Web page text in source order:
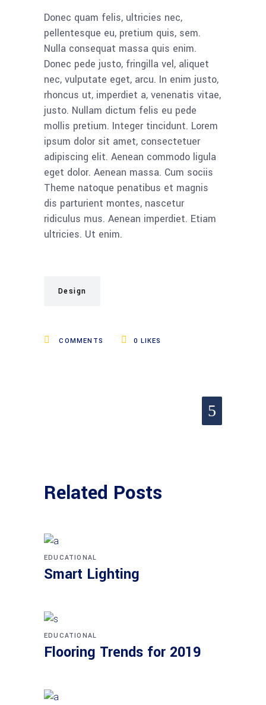
Donec quam felis, ultricies nec,
pellentesque eu, pretium quis, sem.
Nulla consequat massa quis enim.
Donec pede justo, fringilla vel, aliquet
nec, vulputate eget, arcu. In enim justo,
rhoncus ut, imperdiet a, venenatis vitae,
justo. Nullam dictum felis eu pede
mollis pretium. Integer tincidunt. Lorem
ipsum dolor sit amet, consectetuer
adipiscing elit. Aenean commodo ligula
eget dolor. Aenean massa. Cum sociis
Theme natoque penatibus et magnis
dis parturient montes, nascetur
ridiculus mus. Aenean imperdiet. Etiam
ultricies. Ut enim.
Design
COMMENTS 0 LIKES
Related Posts
EDUCATIONAL
Smart Lighting
EDUCATIONAL
Flooring Trends for 2019